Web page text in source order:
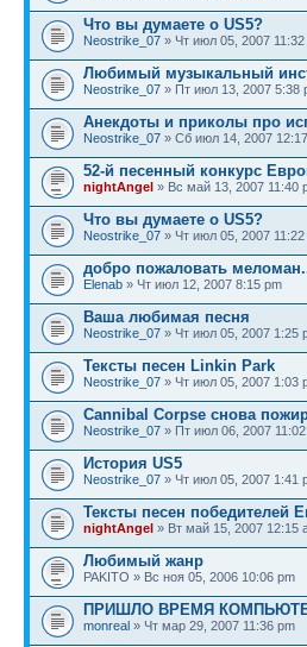
Что вы думаете о US5?
Neostrike_07 » Чт июл 05, 2007 11:32
Любимый музыкальный
Neostrike_07 » Пт июл 13, 2007 5:38
Анекдоты и приколы про
Neostrike_07 » Сб июл 14, 2007
52-й песенный конкурс
nightAngel » Вс май 13, 2007 11:40
Что вы думаете о US5?
Neostrike_07 » Чт июл 05, 2007 11:22
добро пожаловать
Elenab » Чт июл 12, 2007 8:15 pm
Ваша любимая песня
Neostrike_07 » Чт июл 05, 2007 1:25
Тексты песен Linkin Park
Neostrike_07 » Чт июл 05, 2007 1:03
Cannibal Corpse снова
Neostrike_07 » Пт июл 06, 2007
История US5
Neostrike_07 » Чт июл 05, 2007 1:41
Тексты песен победителей
nightAngel » Вт май 15, 2007 12:15
Любимый жанр
PAKITO » Вс ноя 05, 2006 10:06 pm
ПРИШЛО ВРЕМЯ
monreal » Чт мар 29, 2007 11:36 pm